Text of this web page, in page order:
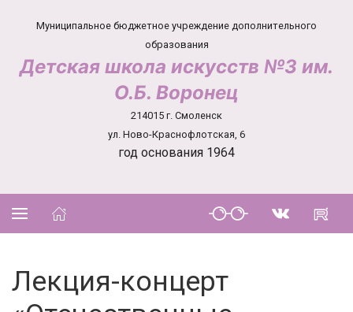
Муниципальное бюджетное учреждение дополнительного
образования
Детская школа искусств №3 им.
О.Б. Воронец
214015 г. Смоленск
ул. Ново-Краснофлотская, 6
год основания 1964
Лекция-концерт